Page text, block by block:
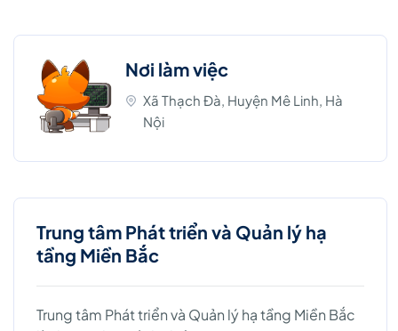
Nơi làm việc
Xã Thạch Đà, Huyện Mê Linh, Hà
Nội
Trung tâm Phát triển và Quản lý hạ
tầng Miền Bắc
Trung tâm Phát triển và Quản lý hạ tầng Miền Bắc